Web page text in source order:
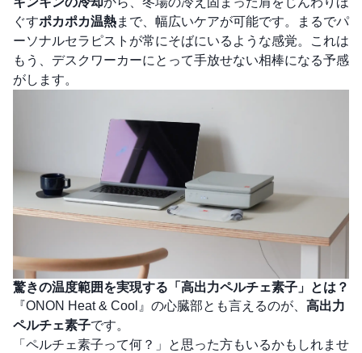
ぐすポカポカ温熱まで、幅広いケアが可能です。まるでパ
ーソナルセラピストが常にそばにいるような感覚。これは
もう、デスクワーカーにとって手放せない相棒になる予感
がします。
驚きの温度範囲を実現する「高出力ペルチェ素子」とは？
『ONON Heat & Cool』の心臓部とも言えるのが、 高出力
ペルチェ素子です。
「ペルチェ素子って何？」と思った方もいるかもしれませ